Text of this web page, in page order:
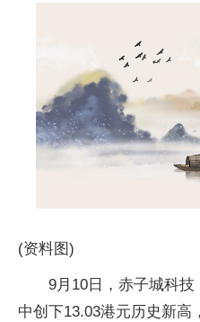
(资料图)
9月10日，赤子城科
中创下13.03港元历史新高